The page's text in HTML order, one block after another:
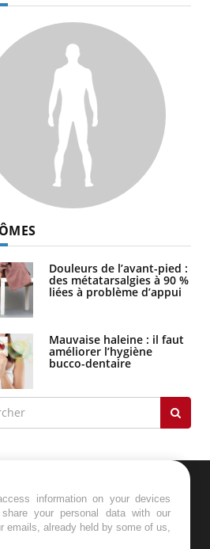
métabolique : quels sont
exercices physiques ?
Douleurs de l’avant-pied :
des métatarsalgies à 90 %
liées à problème d’appui
Mauvaise haleine : il faut
améliorer l’hygiène
bucco-dentaire
information on your devices
your personal data with our
emails, already held by some of us,